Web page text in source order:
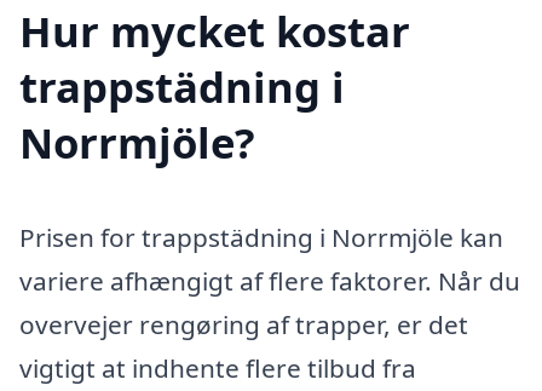
Hur mycket kostar
trappstädning i
Norrmjöle?
Prisen for trappstädning i Norrmjöle kan
variere afhængigt af flere faktorer. Når du
overvejer rengøring af trapper, er det
vigtigt at indhente flere tilbud fra